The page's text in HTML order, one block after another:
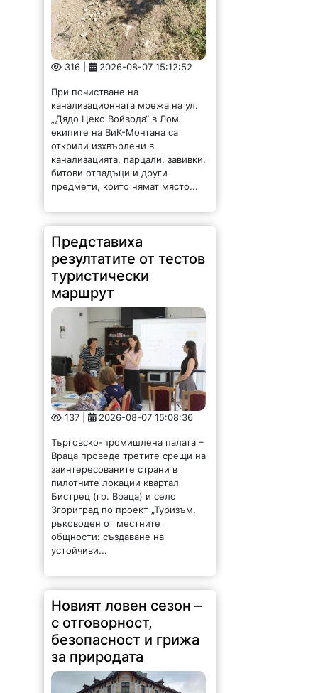
316 | 2026-08-07 15:12:52
При почистване на
канализационната мрежа на ул.
„Дядо Цеко Войвода“ в Лом
екипите на ВиК-Монтана са
открили изхвърлени в
канализацията, парцали, завивки,
битови отпадъци и други
предмети, които нямат място...
Представиха
резултатите от тестов
туристически
маршрут
137 | 2026-08-07 15:08:36
Търговско-промишлена палата –
Враца проведе третите срещи на
заинтересованите страни в
пилотните локации квартал
Бистрец (гр. Враца) и село
Згориград по проект „Туризъм,
ръководен от местните
общности: създаване на
устойчиви...
Новият ловен сезон –
с отговорност,
безопасност и грижа
за природата